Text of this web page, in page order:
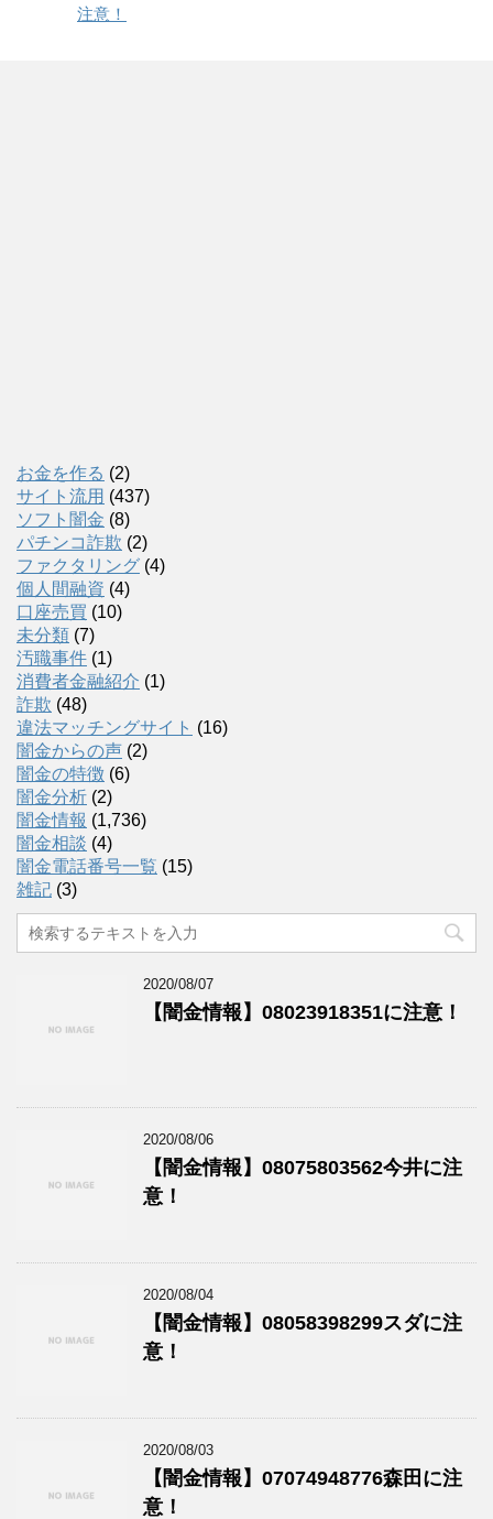
注意！
お金を作る (2)
サイト流用 (437)
ソフト闇金 (8)
パチンコ詐欺 (2)
ファクタリング (4)
個人間融資 (4)
口座売買 (10)
未分類 (7)
汚職事件 (1)
消費者金融紹介 (1)
詐欺 (48)
違法マッチングサイト (16)
闇金からの声 (2)
闇金の特徴 (6)
闇金分析 (2)
闇金情報 (1,736)
闇金相談 (4)
闇金電話番号一覧 (15)
雑記 (3)
2020/08/07
【闇金情報】08023918351に注意！
2020/08/06
【闇金情報】08075803562今井に注
意！
2020/08/04
【闇金情報】08058398299スダに注
意！
2020/08/03
【闇金情報】07074948776森田に注
意！